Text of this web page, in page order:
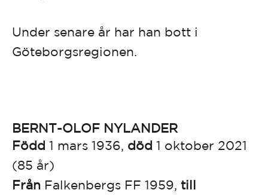
Under senare år har han bott i
Göteborgsregionen.
BERNT-OLOF NYLANDER
Född 1 mars 1936, död 1 oktober 2021
(85 år)
Från Falkenbergs FF 1959, till